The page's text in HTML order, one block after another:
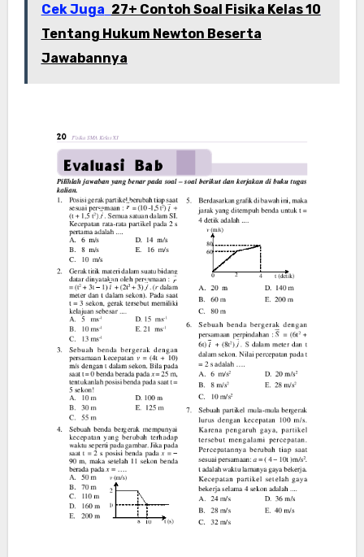
Cek Juga 27+ Contoh Soal Fisika Kelas 10
Tentang Hukum Newton Beserta
Jawabannya